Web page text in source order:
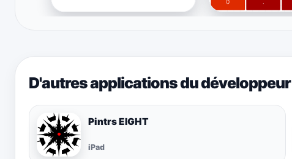
D'autres applications du développeur
Pintrs EIGHT
iPad